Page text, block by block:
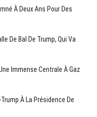
À Deux Ans Pour Des
De Bal De Trump, Qui Va
Immense Centrale À Gaz
À La Présidence De